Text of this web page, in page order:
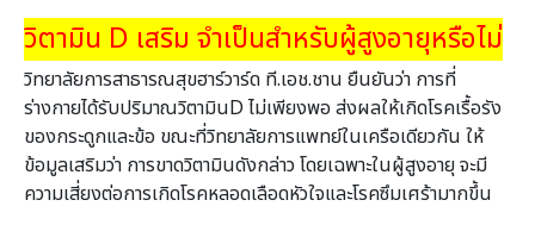
วิตามิน D เสริม จําเป็นสําหรับผู้สูงอายุหรือไม่
วิทยาลัยการสาธารณสุขฮาร์วาร์ด ที.เอช.ชาน ยืนยันว่า การที่
ร่างกายได้รับปริมาณวิตามินD ไม่เพียงพอ ส่งผลให้เกิดโรคเรื้อรัง
ของกระดูกและข้อ ขณะที่วิทยาลัยการแพทย์ในเครือเดียวกัน ให้
ข้อมูลเสริมว่า การขาดวิตามินดังกล่าว โดยเฉพาะในผู้สูงอายุ จะมี
ความเสี่ยงต่อการเกิดโรคหลอดเลือดหัวใจและโรคซึมเศร้ามากขึ้น